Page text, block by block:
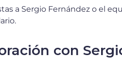
a Sergio Fernández o el
con